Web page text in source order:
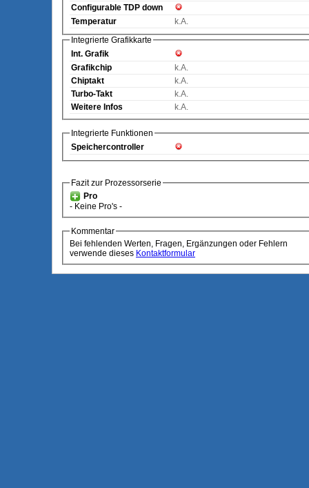
Configurable TDP down
Temperatur
k.A.
Integrierte Grafikkarte
Int. Grafik
Grafikchip
k.A.
Chiptakt
k.A.
Turbo-Takt
k.A.
Weitere Infos
k.A.
Integrierte Funktionen
Speichercontroller
Fazit zur Prozessorserie
Pro
- Keine Pro's -
Kommentar
Bei fehlenden Werten, Fragen, Ergänzungen oder Fehlern
verwende dieses Kontaktformular